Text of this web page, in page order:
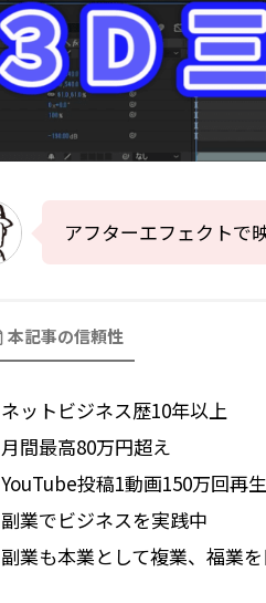
アフターエフェクトで
本記事の信頼性
ネットビジネス歴10年以上
月間最高80万円超え
YouTube投稿1動画150万回再
副業でビジネスを実践中
副業も本業として複業、福業